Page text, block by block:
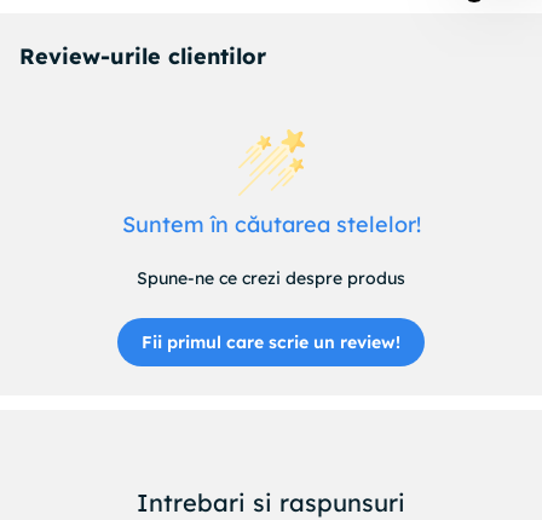
Review-urile clientilor
Suntem în căutarea stelelor!
Spune-ne ce crezi despre produs
Fii primul care scrie un review!
Intrebari si raspunsuri